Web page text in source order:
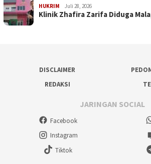
HUKRIM Juli 28, 2026
Klinik Zhafira Zarifa Diduga
DISCLAIMER
REDAKSI
JARINGAN SOCIAL
Facebook
Instagram
Tiktok